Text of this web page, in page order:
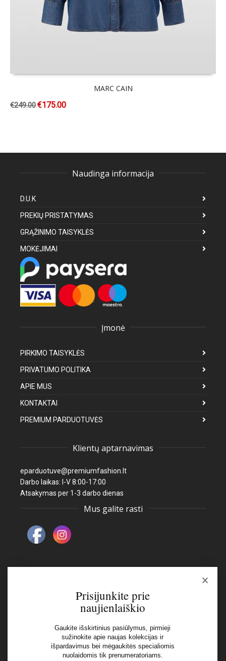
MARC CAIN
€249.00€175.00
Naudinga informacija
D.U.K
PREKIŲ PRISTATYMAS
GRĄŽINIMO TAISYKLĖS
MOKĖJIMAI
Įmonė
PIRKIMO TAISYKLĖS
PRIVATUMO POLITIKA
APIE MUS
KONTAKTAI
PREMIUM PARDUOTUVĖS
Klientų aptarnavimas
eparduotuve@premiumfashion.lt
Darbo laikas: I-V 8:00-17:00
Atsakymas per 1-3 darbo dienas
Mus galite rasti
Naujienlaiškis
Aš perskaičiau ir sutinku su Privatumo Politikos
×
Prisijunkite prie
naujienlaiškio
Gaukite išskirtinius pasiūlymus, pirmieji
sužinokite apie naujas kolekcijas ir
išpardavimus bei mėgaukitės specialiomis
nuolaidomis tik prenumeratoriams.